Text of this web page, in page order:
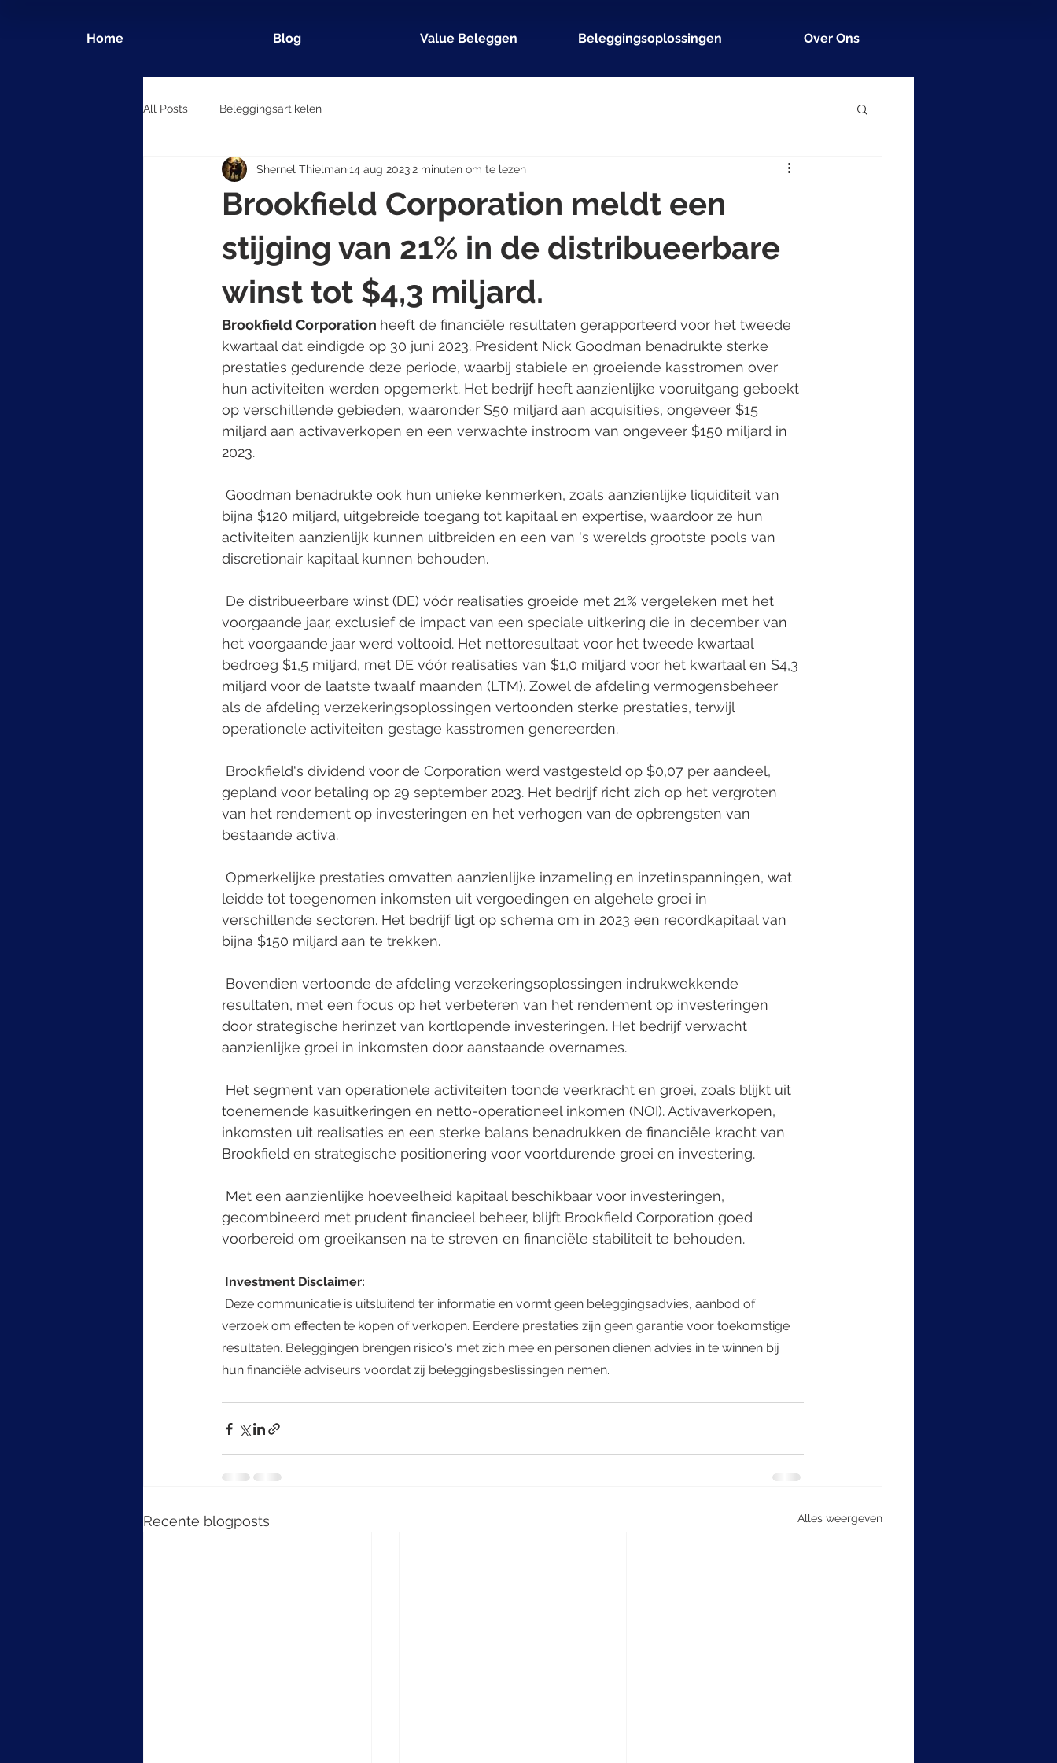
Home Blog Value Beleggen Beleggingsoplossingen Over Ons
All Posts Beleggingsartikelen
Brookfield Corporation meldt een
stijging van 21% in de distribueerbare
winst tot $4,3 miljard.
Shernel Thielman14 aug 20232 minuten om te lezen
Brookfield Corporation heeft de financiële resultaten gerapporteerd voor het tweede
kwartaal dat eindigde op 30 juni 2023. President Nick Goodman benadrukte sterke
prestaties gedurende deze periode, waarbij stabiele en groeiende kasstromen over
hun activiteiten werden opgemerkt. Het bedrijf heeft aanzienlijke vooruitgang geboekt
op verschillende gebieden, waaronder $50 miljard aan acquisities, ongeveer $15
miljard aan activaverkopen en een verwachte instroom van ongeveer $150 miljard in
2023.
bijna $120 miljard, uitgebreide toegang tot kapitaal en expertise, waardoor ze hun
activiteiten aanzienlijk kunnen uitbreiden en een van 's werelds grootste pools van
discretionair kapitaal kunnen behouden.
voorgaande jaar, exclusief de impact van een speciale uitkering die in december van
het voorgaande jaar werd voltooid. Het nettoresultaat voor het tweede kwartaal
bedroeg $1,5 miljard, met DE vóór realisaties van $1,0 miljard voor het kwartaal en $4,3
miljard voor de laatste twaalf maanden (LTM). Zowel de afdeling vermogensbeheer
als de afdeling verzekeringsoplossingen vertoonden sterke prestaties, terwijl
operationele activiteiten gestage kasstromen genereerden.
gepland voor betaling op 29 september 2023. Het bedrijf richt zich op het vergroten
van het rendement op investeringen en het verhogen van de opbrengsten van
bestaande activa.
leidde tot toegenomen inkomsten uit vergoedingen en algehele groei in
verschillende sectoren. Het bedrijf ligt op schema om in 2023 een recordkapitaal van
bijna $150 miljard aan te trekken.
resultaten, met een focus op het verbeteren van het rendement op investeringen
door strategische herinzet van kortlopende investeringen. Het bedrijf verwacht
aanzienlijke groei in inkomsten door aanstaande overnames.
toenemende kasuitkeringen en netto-operationeel inkomen (NOI). Activaverkopen,
inkomsten uit realisaties en een sterke balans benadrukken de financiële kracht van
Brookfield en strategische positionering voor voortdurende groei en investering.
gecombineerd met prudent financieel beheer, blijft Brookfield Corporation goed
voorbereid om groeikansen na te streven en financiële stabiliteit te behouden.
Investment Disclaimer:
verzoek om effecten te kopen of verkopen. Eerdere prestaties zijn geen garantie voor toekomstige
resultaten. Beleggingen brengen risico's met zich mee en personen dienen advies in te winnen bij
hun financiële adviseurs voordat zij beleggingsbeslissingen nemen.
Recente blogposts Alles weergeven